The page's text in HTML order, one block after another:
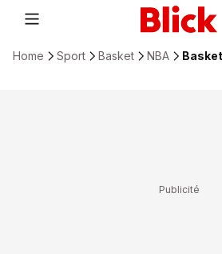
Home Sport Basket NBA